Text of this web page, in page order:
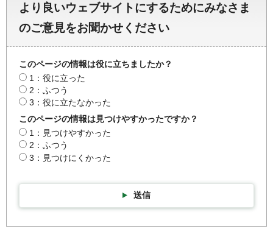
より良いウェブサイトにするためにみなさま
のご意見をお聞かせください
このページの情報は役に立ちましたか？
1：役に立った
2：ふつう
3：役に立たなかった
このページの情報は見つけやすかったですか？
1：見つけやすかった
2：ふつう
3：見つけにくかった
送信